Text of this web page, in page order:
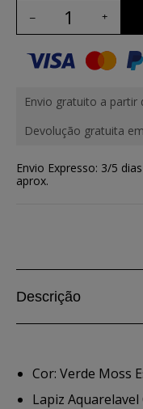
Envio gratuito a partir
Devolução gratuita
Envio Expresso: 3/5
aprox.
Descrição
Cor: Verde Moss
Lapiz